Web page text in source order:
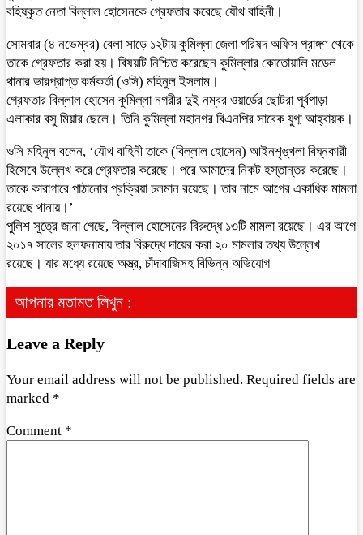
বহিষ্কৃত নেতা বিল্লাল হোসেনকে গ্রেফতার করেছে যৌথ বাহিনী।
সোমবার (৪ নভেম্বর) বেলা সাড়ে ১২টায় কুমিল্লা জেলা পরিষদ অফিস প্রাঙ্গণ থেকে
তাকে গ্রেফতার করা হয়। বিষয়টি নিশ্চিত করেছেন কুমিল্লার কোতোয়ালি মডেল
থানার ভারপ্রাপ্ত কর্মকর্তা (ওসি) মহিনুল ইসলাম।
গ্রেফতার বিল্লাল হোসেন কুমিল্লা নগরীর দুই নম্বর ওয়ার্ডের ছোটরা পূর্বপাড়া
এলাকার বসু মিয়া‌র ছেলে। তিনি কুমিল্লা মহানগর বিএনপির সাবেক যুগ্ম আহ্বায়ক।
ওসি মহিনুল বলেন, ‘যৌথ বাহিনী তাকে (বিল্লাল হোসেন) আইনশৃঙ্খলা বিঘ্নকারী
হিসেবে উল্লেখ করে গ্রেফতার করেছে। পরে আমাদের নিকট হস্তান্তর করেছে।
তাকে কারাগারে পাঠানোর প্রক্রিয়া চলমান রয়েছে। তার নামে আগের একাধিক মামলা
রয়েছে থানায়।’
পুলিশ সূত্রে জানা গেছে, বিল্লাল হোসেনের বিরুদ্ধে ১৩টি মামলা রয়েছে। এর আগে
২০১৭ সালের হলফনামায় তার বিরুদ্ধে দায়ের করা ২০ মামলার তথ্য উল্লেখ
রয়েছে। যার মধ্যে রয়েছে অস্ত্র, চাঁদাবাজিসহ বিভিন্ন অভিযোগ
আপনার মতামত লিখুন :
Leave a Reply
Your email address will not be published. Required fields are
marked *
Comment *